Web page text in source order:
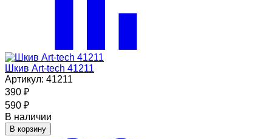
Шкив Art-tech 41211
Артикул: 41211
390 ₽
590 ₽
В наличии
В корзину